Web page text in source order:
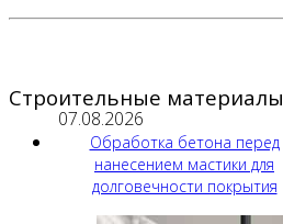
Строительные материалы
07.08.2026
Обработка бетона перед
нанесением мастики для
долговечности покрытия